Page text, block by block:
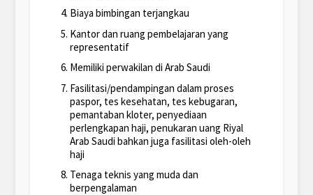
Biaya bimbingan terjangkau
Kantor dan ruang pembelajaran yang
representatif
Memiliki perwakilan di Arab Saudi
Fasilitasi/pendampingan dalam proses
paspor, tes kesehatan, tes kebugaran,
pemantaban kloter, penyediaan
perlengkapan haji, penukaran uang Riyal
Arab Saudi bahkan juga fasilitasi oleh-oleh
haji
Tenaga teknis yang muda dan
berpengalaman